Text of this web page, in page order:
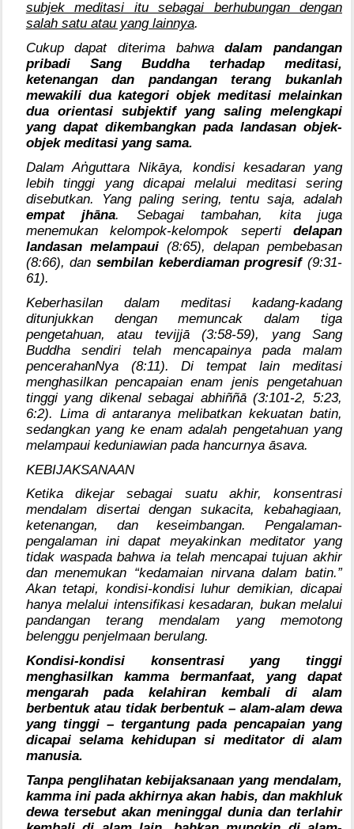
subjek meditasi itu sebagai berhubungan dengan
salah satu atau yang lainnya.
Cukup dapat diterima bahwadalam pandangan
pribadi Sang Buddha terhadap meditasi,
ketenangan dan pandangan terang bukanlah
mewakili dua kategori objek meditasi melainkan
dua orientasi subjektif yang saling melengkapi
yang dapat dikembangkan pada landasan objek-
objek meditasi yang sama.
Dalam Aṅguttara Nikāya, kondisi kesadaran yang
lebih tinggi yang dicapai melalui meditasi sering
disebutkan. Yang paling sering, tentu saja, adalah
empat jhāna. Sebagai tambahan, kita juga
menemukan kelompok-kelompok seperti delapan
landasan melampaui(8:65), delapan pembebasan
(8:66), dansembilan keberdiaman progresif(9:31-
61).
Keberhasilan dalam meditasi kadang-kadang
ditunjukkan dengan memuncak dalam tiga
pengetahuan, atau tevijjā (3:58-59), yang Sang
Buddha sendiri telah mencapainya pada malam
pencerahanNya (8:11). Di tempat lain meditasi
menghasilkan pencapaian enam jenis pengetahuan
tinggi yang dikenal sebagai abhiññā (3:101-2, 5:23,
6:2). Lima di antaranya melibatkan kekuatan batin,
sedangkan yang ke enam adalah pengetahuan yang
melampaui keduniawian pada hancurnya āsava.
KEBIJAKSANAAN
Ketika dikejar sebagai suatu akhir, konsentrasi
mendalam disertai dengan sukacita, kebahagiaan,
ketenangan, dan keseimbangan. Pengalaman-
pengalaman ini dapat meyakinkan meditator yang
tidak waspada bahwa ia telah mencapai tujuan akhir
dan menemukan “kedamaian nirvana dalam batin.”
Akan tetapi, kondisi-kondisi luhur demikian, dicapai
hanya melalui intensifikasi kesadaran, bukan melalui
pandangan terang mendalam yang memotong
belenggu penjelmaan berulang.
Kondisi-kondisi konsentrasi yang tinggi
menghasilkan kamma bermanfaat, yang dapat
mengarah pada kelahiran kembali di alam
berbentuk atau tidak berbentuk – alam-alam dewa
yang tinggi – tergantung pada pencapaian yang
dicapai selama kehidupan si meditator di alam
manusia.
Tanpa penglihatan kebijaksanaan yang mendalam,
kamma ini pada akhirnya akan habis, dan makhluk
dewa tersebut akan meninggal dunia dan terlahir